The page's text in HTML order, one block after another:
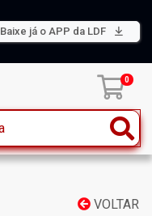
Baixe já o APP da LDF
0
VOLTAR